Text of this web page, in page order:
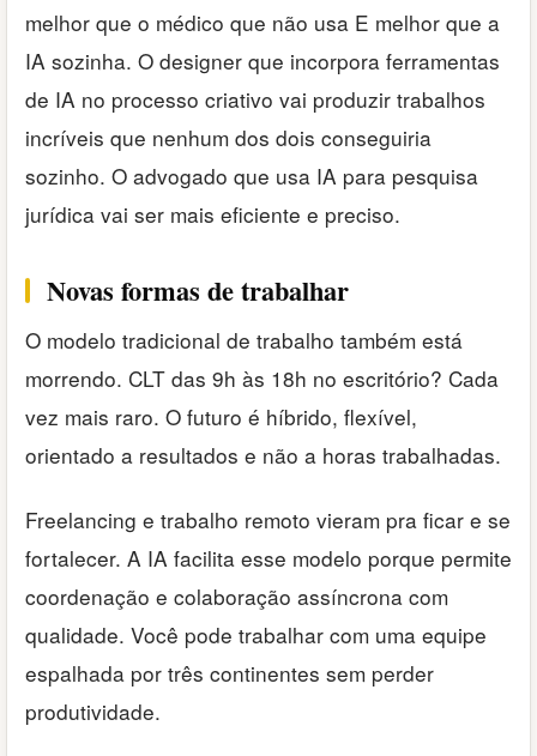
melhor que o médico que não usa E melhor que a
IA sozinha. O designer que incorpora ferramentas
de IA no processo criativo vai produzir trabalhos
incríveis que nenhum dos dois conseguiria
sozinho. O advogado que usa IA para pesquisa
jurídica vai ser mais eficiente e preciso.
Novas formas de trabalhar
O modelo tradicional de trabalho também está
morrendo. CLT das 9h às 18h no escritório? Cada
vez mais raro. O futuro é híbrido, flexível,
orientado a resultados e não a horas trabalhadas.
Freelancing e trabalho remoto vieram pra ficar e se
fortalecer. A IA facilita esse modelo porque permite
coordenação e colaboração assíncrona com
qualidade. Você pode trabalhar com uma equipe
espalhada por três continentes sem perder
produtividade.